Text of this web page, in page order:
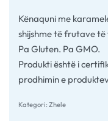
Kënaquni me
shijshme të frutave
Pa Gluten. Pa GMO.
Produkti është i
prodhimin e
Kategori: Zhele